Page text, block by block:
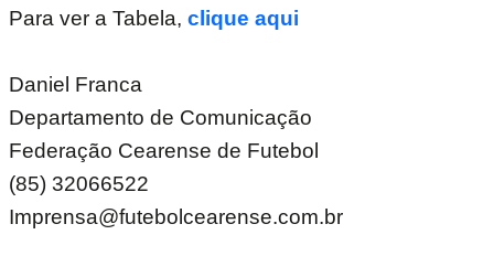
Para ver a Tabela, clique aqui
Daniel Franca
Departamento de Comunicação
Federação Cearense de Futebol
(85) 32066522
Imprensa@futebolcearense.com.br